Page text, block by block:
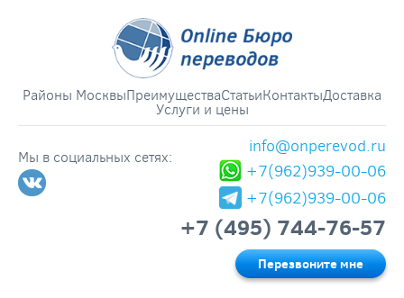
Районы МосквыПреимуществаСтатьиКонтактыДоставка
Услуги и цены
Мы в социальных сетях:
info@onperevod.ru
+7(962)939-00-06
+7(962)939-00-06
+7 (495) 744-76-57
Перезвоните мне